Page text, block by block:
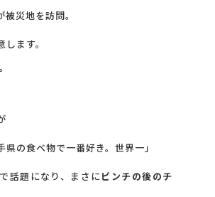
災地を訪問。
ます。
県の食べ物で一番好き。世界一」
話題になり、まさにピンチの後のチ